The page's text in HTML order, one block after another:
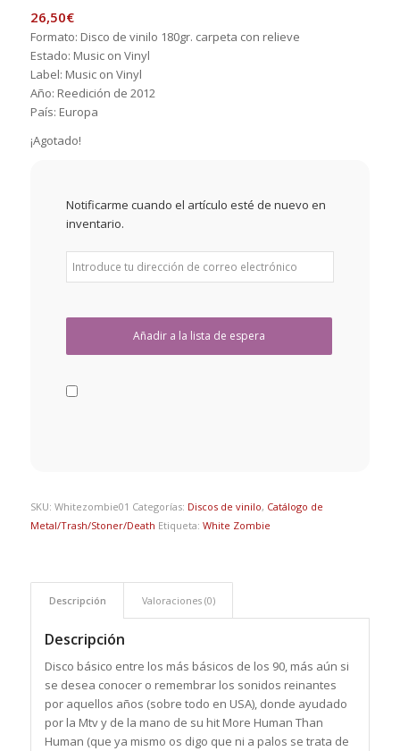
26,50€
Formato: Disco de vinilo 180gr. carpeta con relieve
Estado: Music on Vinyl
Label: Music on Vinyl ‎ ‎
Año: Reedición de 2012
País: Europa
¡Agotado!
Notificarme cuando el artículo esté de nuevo en
inventario.
SKU: Whitezombie01 Categorías: Discos de vinilo, Catálogo de
Metal/Trash/Stoner/Death Etiqueta: White Zombie
Descripción Valoraciones (0)
Descripción
Disco básico entre los más básicos de los 90, más aún si
se desea conocer o remembrar los sonidos reinantes
por aquellos años (sobre todo en USA), donde ayudado
por la Mtv y de la mano de su hit More Human Than
Human (que ya mismo os digo que ni a palos se trata de